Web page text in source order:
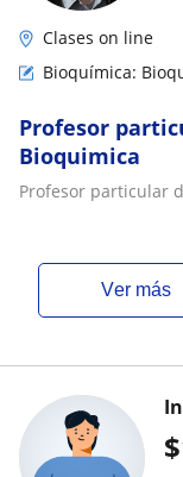
Clases on line
Bioquímica:
Profesor
Bioquimica
Profesor particular
ver más
$